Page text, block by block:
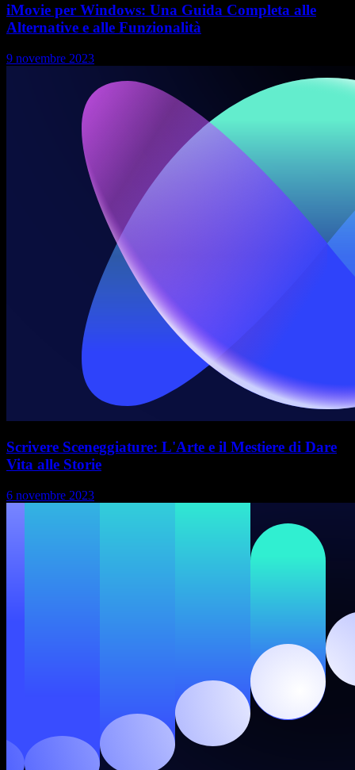
iMovie per Windows: Una Guida Completa alle
Alternative e alle Funzionalità
9 novembre 2023
Scrivere Sceneggiature: L'Arte e il Mestiere di Dare
Vita alle Storie
6 novembre 2023